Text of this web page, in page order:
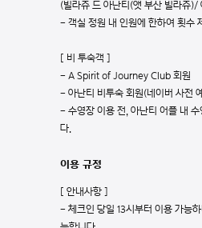
(빌라쥬 드 아난티(앳 부산 빌라쥬
- 객실 정원 내 인원에 한하여 횟수
[ 비 투숙객 ]
- A Spirit of Journey Club 회원
- 아난티 비투숙 회원(네이버 사전
- 수영장 이용 전, 아난티 어플 내
다.
이용 규정
[ 안내사항 ]
- 체크인 당일 13시부터 이용 가능